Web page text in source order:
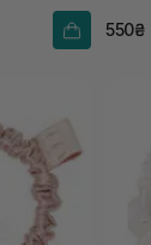
550₴